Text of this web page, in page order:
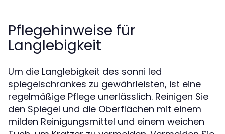
Pflegehinweise für
Langlebigkeit
Um die Langlebigkeit des sonni led
spiegelschrankes zu gewährleisten, ist eine
regelmäßige Pflege unerlässlich. Reinigen Sie
den Spiegel und die Oberflächen mit einem
milden Reinigungsmittel und einem weichen